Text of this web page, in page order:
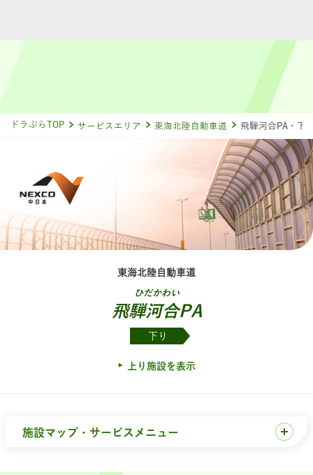
ドラぷらTOP サービスエリア 東海北陸自動車道 飛騨河合PA・下
東海北陸自動車道
ひだかわい
飛騨河合PA
下り
上り施設を表示
施設マップ・サービスメニュー